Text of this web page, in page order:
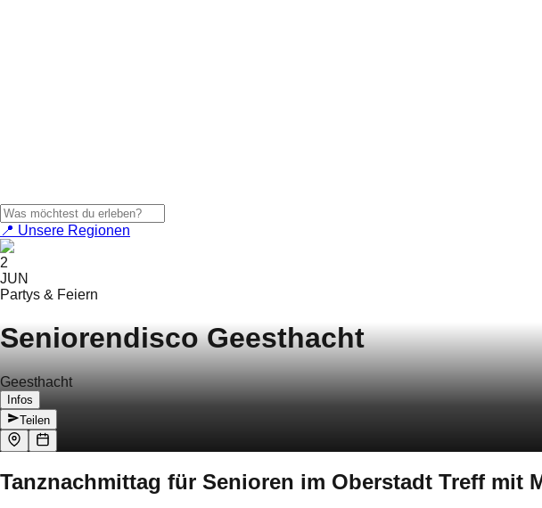
📍 Unsere Regionen
2
JUN
Partys & Feiern
Seniorendisco Geesthacht
Geesthacht
Infos
Teilen
Tanznachmittag für Senioren im Oberstadt Treff mit